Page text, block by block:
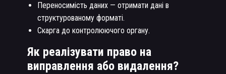
Переносимість даних — отримати дані в
структурованому форматі.
Скарга до контролюючого органу.
Як реалізувати право на
виправлення або видалення?